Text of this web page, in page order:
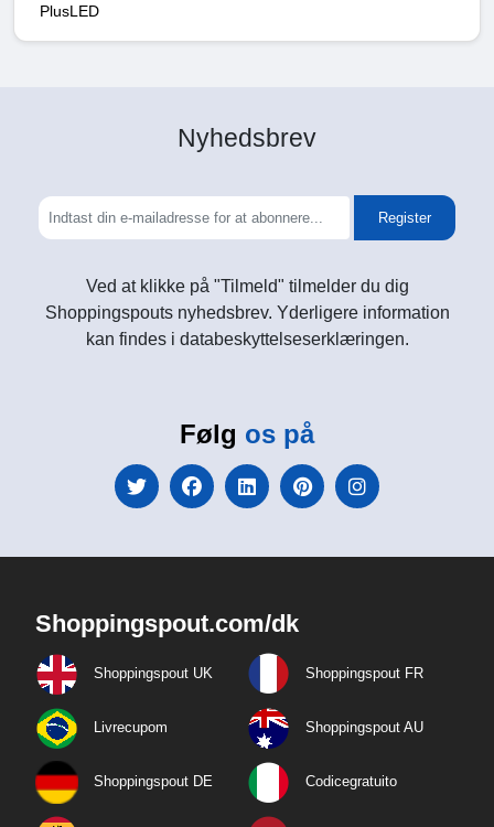
PlusLED
Nyhedsbrev
Register
Ved at klikke på "Tilmeld" tilmelder du dig
Shoppingspouts nyhedsbrev. Yderligere information
kan findes i databeskyttelseserklæringen.
Følg os på
Shoppingspout.com/dk
Shoppingspout UK Shoppingspout FR
Livrecupom Shoppingspout AU
Shoppingspout DE Codicegratuito